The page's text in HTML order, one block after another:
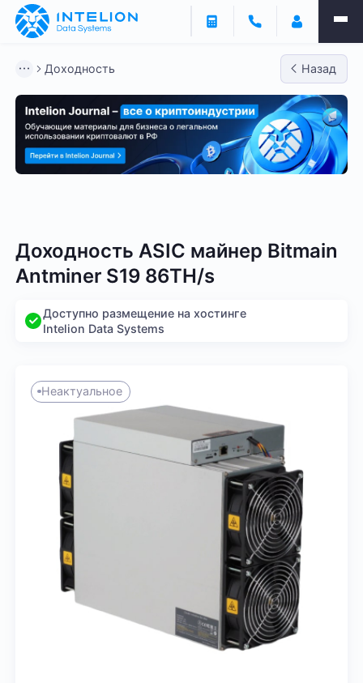
Доходность Назад
Доходность ASIC майнер Bitmain
Antminer S19 86TH/s
Доступно размещение на хостинге
Intelion Data Systems
Неактуальное